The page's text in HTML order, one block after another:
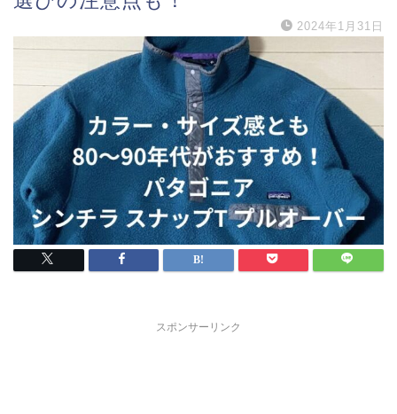
2024年1月31日
スポンサーリンク